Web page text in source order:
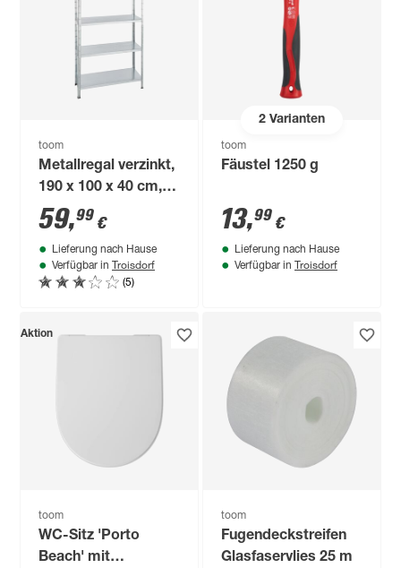
toom
Metallregal verzinkt,
190 x 100 x 40 cm, 5
Böden à 65 kg
59,99 €
Lieferung nach Hause
Verfügbar in Troisdorf
(5)
2Varianten
toom
Fäustel 1250 g
13,99 €
Lieferung nach Hause
Verfügbar in Troisdorf
Aktion
toom
WC-Sitz 'Porto
Beach' mit
toom
Fugendeckstreifen
Glasfaservlies 25 m